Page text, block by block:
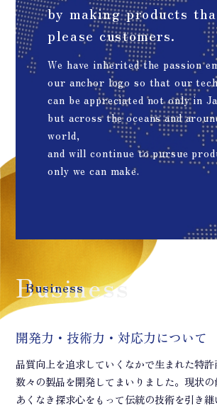
by making products
please customers.
We have inherited the passion
our anchor logo so that our
can be appreciated not only in
but across the oceans and
world,
and will continue to pursue
only we can make.
Business
Business
開発力・技術力・対応力について
品質向上を追求していくなかで生まれた特許
数々の製品を開発してまいりました。現状の
あくなき探求心をもって伝統の技術を引き継